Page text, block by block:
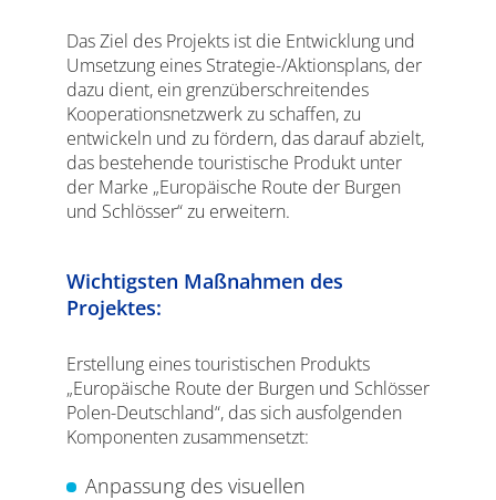
Das Ziel des Projekts ist die Entwicklung und
Umsetzung eines Strategie-/Aktionsplans, der
dazu dient, ein grenzüberschreitendes
Kooperationsnetzwerk zu schaffen, zu
entwickeln und zu fördern, das darauf abzielt,
das bestehende touristische Produkt unter
der Marke „Europäische Route der Burgen
und Schlösser“ zu erweitern.
Wichtigsten Maßnahmen des
Projektes:
Erstellung eines touristischen Produkts
„Europäische Route der Burgen und Schlösser
Polen-Deutschland“, das sich ausfolgenden
Komponenten zusammensetzt:
Anpassung des visuellen